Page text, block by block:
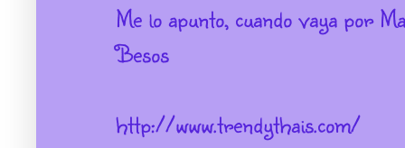
Me lo apunto, cuando vaya por
Besos
http://www.trendythais.com/